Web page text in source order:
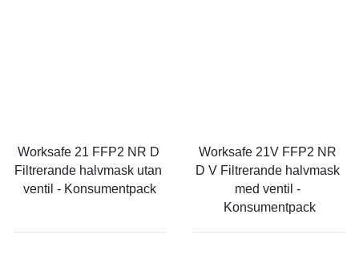
Worksafe 21 FFP2 NR D
Filtrerande halvmask utan
ventil - Konsumentpack
Worksafe 21V FFP2 NR
D V Filtrerande halvmask
med ventil -
Konsumentpack